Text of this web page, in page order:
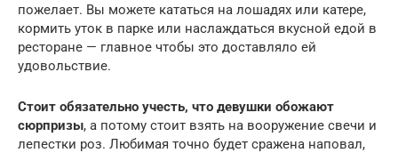
пожелает. Вы можете кататься на лошадях или катере,
кормить уток в парке или наслаждаться вкусной едой в
ресторане — главное чтобы это доставляло ей
удовольствие.
Стоит обязательно учесть, что девушки обожают
сюрпризы, а потому стоит взять на вооружение свечи и
лепестки роз. Любимая точно будет сражена наповал,